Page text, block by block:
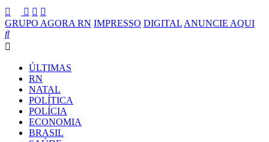
GRUPO AGORA RN IMPRESSO DIGITAL ANUNCIE AQUI
ÚLTIMAS
RN
NATAL
POLÍTICA
POLÍCIA
ECONOMIA
BRASIL